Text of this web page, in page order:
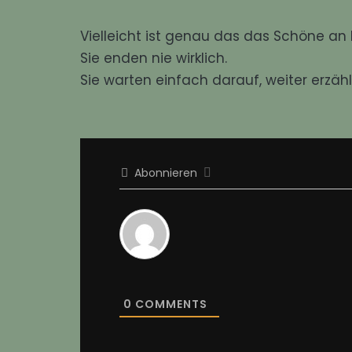
Vielleicht ist genau das das Schöne an
Sie enden nie wirklich.
Sie warten einfach darauf, weiter
Abonnieren
0 COMMENTS